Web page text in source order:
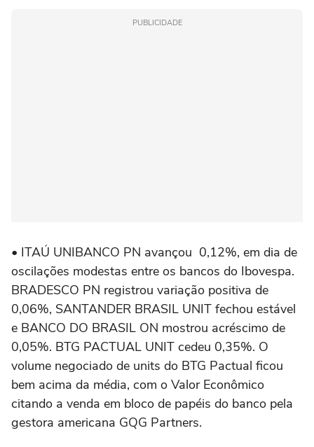
PUBLICIDADE
• ITAÚ UNIBANCO PN avançou 0,12%, em dia de
oscilações modestas entre os bancos do Ibovespa.
BRADESCO PN registrou variação positiva de
0,06%, SANTANDER ⁠BRASIL UNIT fechou estável
e BANCO DO BRASIL ON mostrou acréscimo de
0,05%. BTG PACTUAL UNIT cedeu 0,35%. O
volume negociado de units do BTG Pactual ficou
bem acima da média, com o Valor Econômico
citando a venda em bloco de papéis do banco pela
gestora americana GQG Partners.